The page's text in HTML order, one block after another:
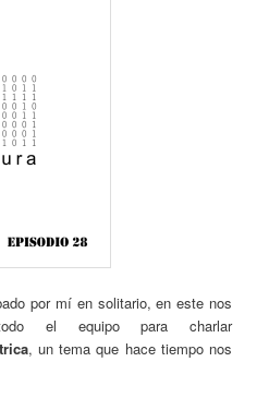
por mí en solitario, en este nos
el equipo para charlar
, un tema que hace tiempo nos